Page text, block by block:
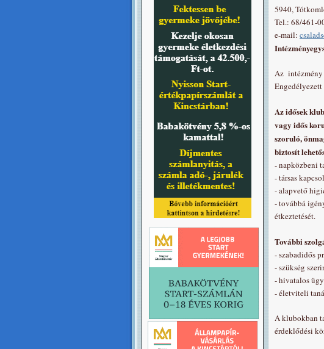
5940,
Tel.: 68/461-
e-mail:
Az intézmény
Az idősek
vagy idős
szoruló,
biztosít
-napközbeni
-társas
-alapvető
-továbbá
étkeztetését.
További
-szabadidős
-szükség
-hivatalos
-életviteli
A klubokban
érdeklődési